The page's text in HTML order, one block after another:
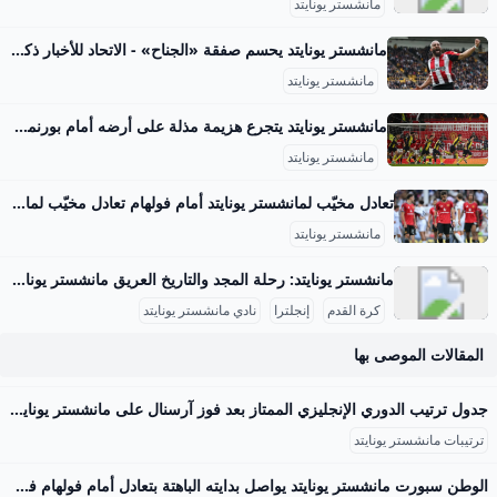
مانشستر يونايتد يحسم صفقة «الجناح» - الاتحاد للأخبار ذكرت تقارير إعلامية أن نادي مانشستر يونايتد الإنجليزي توصل إلى اتفاق مع برنتفورد بشأن ضم الجناح الفرنسي الكاميروني بريان مبيومو. مانشستر يونايتد يحسم صفقة «الجناح»
مانشستر يونايتد
مانشستر يونايتد يتجرع هزيمة مذلة على أرضه أمام بورنموث ... لم يكن الفوز مفاجئا لبورنموث الذي يصعد للمركز 13 في الترتيب فيما لا يزال يونايتد صاحب المركز السادس يتقدم خطوة للأمام وخطوتين للخلف… مانشستر يونايتد يتجرع هزيمة مذلة على أرضه أمام بورنموث 06-Dec-23 10:21 PM02-Dec-23 10:42 PM15-Nov-23 04:48 PM ترامب: أعتقد أننا سنغير اسم وزارة الدفاع الأمريكية إلى وزارة الحرب الأسبوع المقبل ترامب: يجب تسوية الوضع في غزة قريبا ترامب: أتعامل مع نتنياهو كثيرا وحققنا نجاحا باهرا في إيران حيث قضينا على تهديدها النووي ترامب: يجب أن تنتهي الحرب بغزة وأعتقد أنه خلال أسبوعين أو 3 ستكون هناك نهاية جيدة وحاسمة لها مدفعية الاحتلال تقصف حي الزيتون جنوب شرق مدينة غزة
مانشستر يونايتد
تعادل مخيّب لمانشستر يونايتد أمام فولهام تعادل مخيّب لمانشستر يونايتد أمام فولهام 2025-08-24 20:40 العالممانشستر يونايتدفولهامنبض أربيل (كوردستان 24)- فشل مانشستر يونايتد بتحقيق فوزه الأول في الدوري الإنكليزي لكرة القدم هذا الموسم، بعدما انقاد إلى تعادل مخيّب أمام مضيفه فولهام 1-1 الأحد ضمن المرحلة الثانية. وسجّل المهاجم البرازيلي لفولهام رودريغو مونيز بالخطأ في مرمى فريقه هدف يونايتد (58)، فيما منح البديل إيميل سميث رو التعادل لأصحاب الأرض (73). وأدخل المدرب البرتغالي ليونايتد روبن أموريم تعديلا واحدا على التشكيلة التي افتتح بها الموسم في الدوري الأسبوع الماضي أمام أرسنال (0-1)، بإقحامه العاجي أماد ديالو بدلا من البرتغالي ديوغو دالوت، وأبقى على الوافدين الجديدين الكاميروني براين مبومو والبرازيلي ماتيوس كونيا إلى جانب مايسون ماونت في خط الهجوم.
مانشستر يونايتد
مانشستر يونايتد: رحلة المجد والتاريخ العريق مانشستر يونايتد هو واحد من أعرق وأشهر أندية كرة القدم في إنجلترا والعالم. تأسس النادي في عام 1878 تحت اسم نيوتن هيث، وتغير اسمه إلى مانشستر يونايتد في عام 1902. منذ ذلك الحين، خطى خطوات كبيرة ليصبح رمزاً من رموز كرة القدم بل وأكثر الأندية تحقيقًا للبطولات في إنجلترا. تاريخ النادي وبداياته بدأ مانشستر يونايتد كفريق بسيط من عمال السكك الحديدية، ثم تطور ليصبح من أبرز الأندية التي فازت بالعديد من الألقاب.
كرة القدم إنجلترا نادي مانشستر يونايتد
المقالات الموصى بها
جدول ترتيب الدوري الإنجليزي الممتاز بعد فوز آرسنال على مانشستر يونايتد المصري اليوم يبحث عشاق الساحرة المستديرة من كافة أنحاء العالم جدول ترتيب الدوري الإنجليزي الممتاز بعد فوز آرسنال على مانشستر يونايتد مساء اليوم الأحد، وبالتحديد من قبل عشاق اليونايتد والجانرز داخل الوطن العربي. لذلك، نقدم لكم عن طريق… الأحد 17-08-2025 20:23 | كتب: أحمد جمعة الطويل | - صورة أرشيفية تصوير : آخرون يبحث عشاق الساحرة المستديرة من كافة أنحاء العالم جدول ترتيب الدوري الإنجليزي الممتاز بعد فوز آرسنال على مانشستر يونايتد مساء اليوم الأحد، وبالتحديد من قبل عشاق اليونايتد والجانرز داخل الوطن العربي.
ترتيبات مانشستر يونايتد
الوطن سبورت مانشستر يونايتد يواصل بدايته الباهتة بتعادل أمام فولهام في «البريميرليج» ‘مانشستر يونايتد واصل نتائجه المخيبة مع انطلاقة الدوري الإنجليزي الممتاز، بعد أن اكتفى بالتعادل 1-1 أمام مضيفه فولهام، في اللقاء الذي جمع بينهما على ملعب “كارفن’ د. أحمد محمود رئيس التحرير: مصطفى عمار د.أحمد محمود رئيس التحرير: مصطفى عمار وشهد الشوط الأول إهدار فرصة ثمينة للشياطين الحمر، بعدما فشل القائد برونو فيرنانديز في ترجمة ركلة جزاء إلى هدف، في الدقيقة 38، ليبقى التعادل السلبي قائما حتى نهاية النصف الأول. وفي الدقيقة 58، خطف ليني يورو هدف التقدم لمانشستر يونايتد، برأسية، غيرت اتجاهها بعد لمس مدافع فولهام، سكنت شباك لينو، وسط فرحة كبيرة لجماهير أصحاب الأرض.